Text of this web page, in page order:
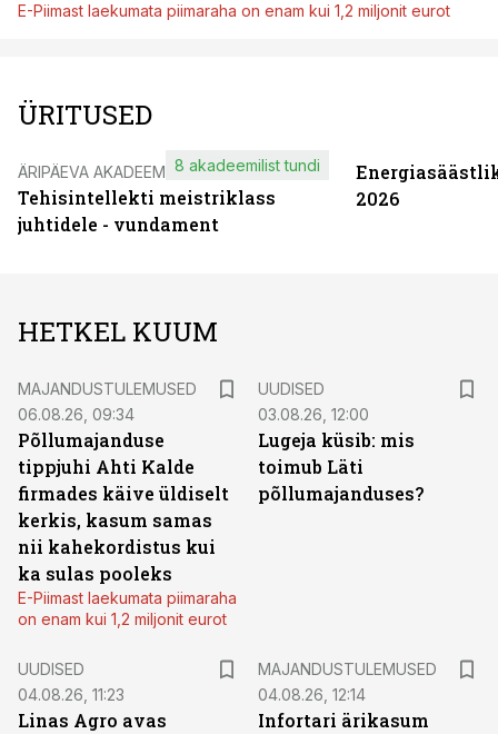
E-Piimast laekumata piimaraha on enam kui 1,2 miljonit eurot
ÜRITUSED
ÄRIPÄEVA AKADEEMIA
Tehisintellekti meistriklass
juhtidele - vundament
8 akadeemilist tundi
2026
HETKEL KUUM
MAJANDUSTULEMUSED
06.08.26, 09:34
Põllumajanduse
tippjuhi Ahti Kalde
firmades käive üldiselt
kerkis, kasum samas
nii kahekordistus kui
ka sulas pooleks
E-Piimast laekumata piimaraha
on enam kui 1,2 miljonit eurot
UUDISED
03.08.26, 12:00
Lugeja küsib: mis
toimub Läti
põllumajanduses?
UUDISED
04.08.26, 11:23
Linas Agro avas
MAJANDUSTULEMUSED
04.08.26, 12:14
Infortari ärikasum